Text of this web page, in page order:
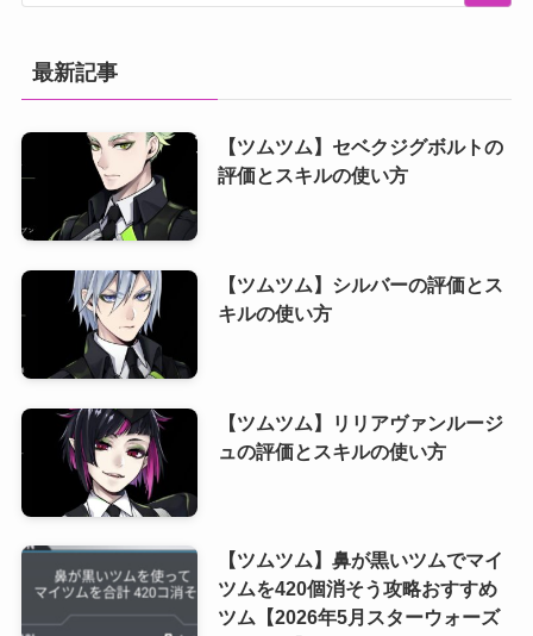
最新記事
【ツムツム】セベクジグボルトの
評価とスキルの使い方
【ツムツム】シルバーの評価とス
キルの使い方
【ツムツム】リリアヴァンルージ
ュの評価とスキルの使い方
【ツムツム】鼻が黒いツムでマイ
ツムを420個消そう攻略おすすめ
ツム【2026年5月スターウォーズ